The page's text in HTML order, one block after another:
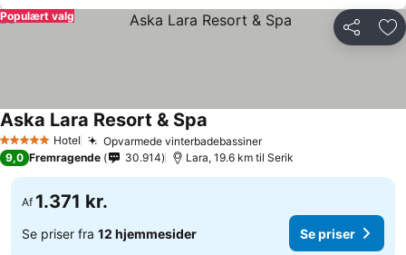
Del
Populært valg
5 Stjerner Hotel Opvarmede vinterbadebassiner
Aska Lara Resort & Spa
9,0 Fremragende 30.914 Lara, 19.6 km til Serik
Af 1.371 kr.
Se priser fra 12 hjemmesider Se priser